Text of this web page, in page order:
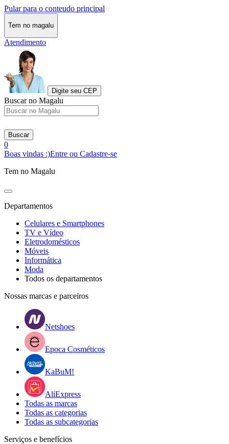
Pular para o conteudo principal
Tem no magalu
Atendimento
Digite seu CEP
Buscar no Magalu
Buscar
0
Boas vindas :)Entre ou Cadastre-se
Tem no Magalu
Departamentos
Celulares e Smartphones
TV e Vídeo
Eletrodomésticos
Móveis
Informática
Moda
Todos os departamentos
Nossas marcas e parceiros
Netshoes
Epoca Cosméticos
KaBuM!
AliExpress
Todas as marcas
Todas as categorias
Todas as subcategorias
Serviços e benefícios